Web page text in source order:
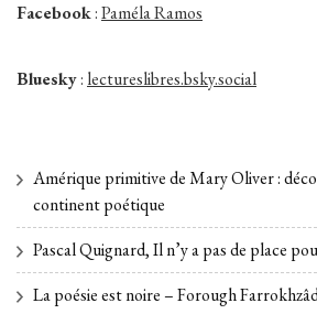
Facebook:Paméla Ramos
Bluesky: lectureslibres.bsky.social
Amérique primitive de Mary Oliver :
continent poétique
Pascal Quignard, Il n’y a pas de place
La poésie est noire – Forough